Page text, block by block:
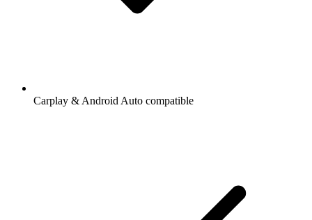
Carplay & Android Auto compatible